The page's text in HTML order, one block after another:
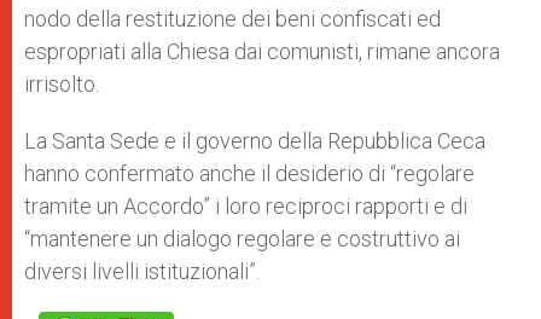
nodo della restituzione dei beni confiscati ed
espropriati alla Chiesa dai comunisti, rimane ancora
irrisolto.
La Santa Sede e il governo della Repubblica Ceca
hanno confermato anche il desiderio di “regolare
tramite un Accordo” i loro reciproci rapporti e di
“mantenere un dialogo regolare e costruttivo ai
diversi livelli istituzionali”.